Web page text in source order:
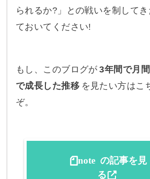
られるか?」との戦いを制してき
ておいてください!
もし、このブログが 3年間で月
で成長した推移 を見たい方はこ
ぞ。
note の記事を見
る